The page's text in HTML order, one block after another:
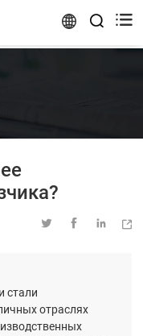
 
   
стали
отраслях